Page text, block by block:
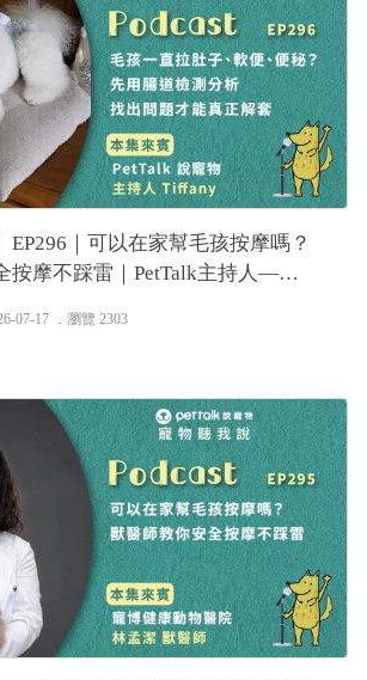
EP296｜可以在家幫毛孩按摩嗎？
按摩不踩雷｜PetTalk主持人—
07-17 ． 瀏覽 2303